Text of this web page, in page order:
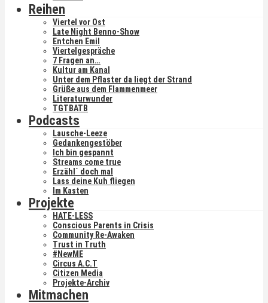
Reihen
Viertel vor Ost
Late Night Benno-Show
Entchen Emil
Viertelgespräche
7 Fragen an…
Kultur am Kanal
Unter dem Pflaster da liegt der Strand
Grüße aus dem Flammenmeer
Literaturwunder
TGTBATB
Podcasts
Lausche-Leeze
Gedankengestöber
Ich bin gespannt
Streams come true
Erzähl´ doch mal
Lass deine Kuh fliegen
Im Kasten
Projekte
HATE-LESS
Conscious Parents in Crisis
Community Re-Awaken
Trust in Truth
#NewME
Circus A.C.T
Citizen Media
Projekte-Archiv
Mitmachen